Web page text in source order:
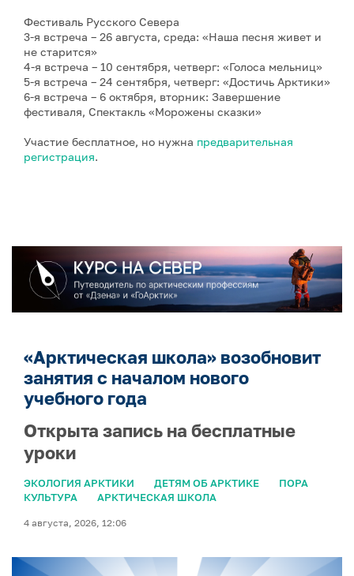
Фестиваль Русского Севера
3-я встреча – 26 августа, среда: «Наша песня живет и
не старится»
4-я встреча – 10 сентября, четверг: «Голоса мельниц»
5-я встреча – 24 сентября, четверг: «Достичь Арктики»
6-я встреча – 6 октября, вторник: Завершение
фестиваля, Спектакль «Морожены сказки»
Участие бесплатное, но нужна предварительная
регистрация.
«Арктическая школа» возобновит
занятия с началом нового
учебного года
Открыта запись на бесплатные
уроки
ЭКОЛОГИЯ АРКТИКИ ДЕТЯМ ОБ АРКТИКЕ
ПОРА
КУЛЬТУРА
АРКТИЧЕСКАЯ ШКОЛА
4 августа, 2026, 12:06